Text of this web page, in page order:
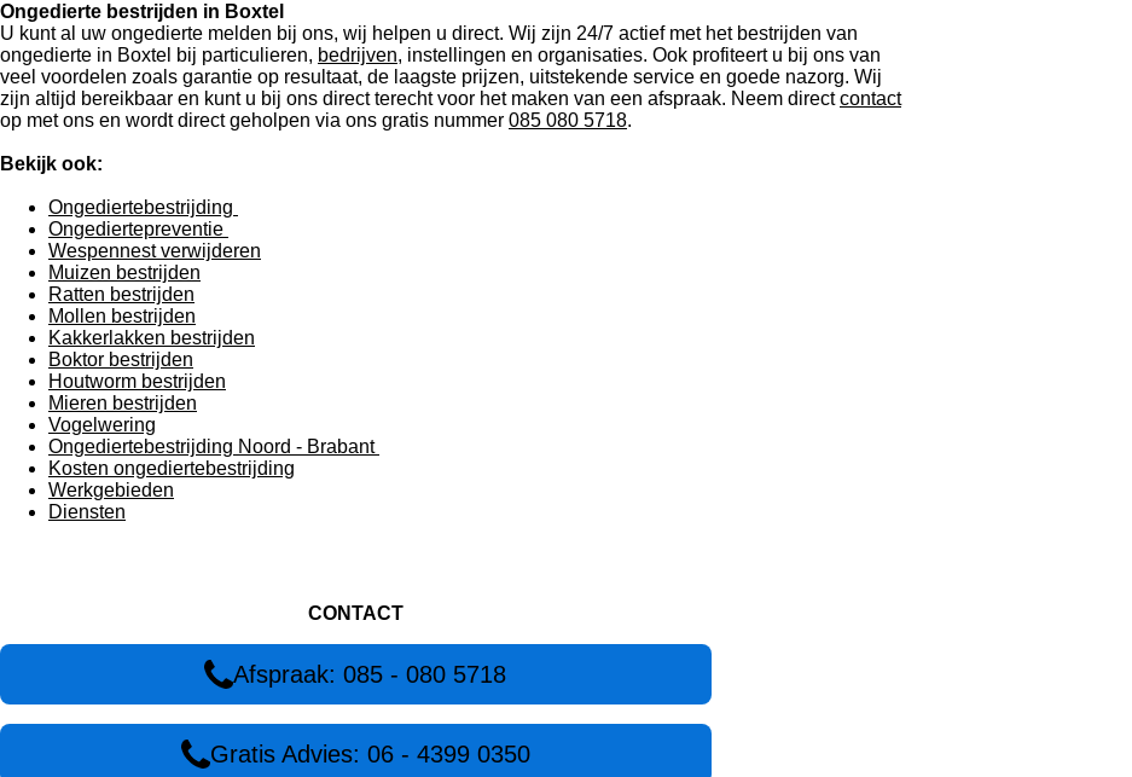
Ongedierte bestrijden in Boxtel
U kunt al uw ongedierte melden bij ons, wij helpen u direct. Wij zijn 24/7 actief met het bestrijden van
ongedierte in Boxtel bij particulieren, bedrijven, instellingen en organisaties. Ook profiteert u bij ons van
veel voordelen zoals garantie op resultaat, de laagste prijzen, uitstekende service en goede nazorg. Wij
zijn altijd bereikbaar en kunt u bij ons direct terecht voor het maken van een afspraak. Neem directcontact
op met ons en wordt direct geholpen via ons gratis nummer 085 080 5718.
Bekijk ook:
Ongediertebestrijding
Ongediertepreventie
Wespennest verwijderen
Muizen bestrijden
Ratten bestrijden
Mollen bestrijden
Kakkerlakken bestrijden
Boktor bestrijden
Houtworm bestrijden
Mieren bestrijden
Vogelwering
Ongediertebestrijding Noord - Brabant
Kosten ongediertebestrijding
Werkgebieden
Diensten
CONTACT
Afspraak: 085 - 080 5718
Gratis Advies: 06 - 4399 0350